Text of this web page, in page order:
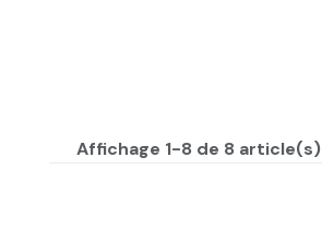
Affichage 1-8 de 8 article(s)